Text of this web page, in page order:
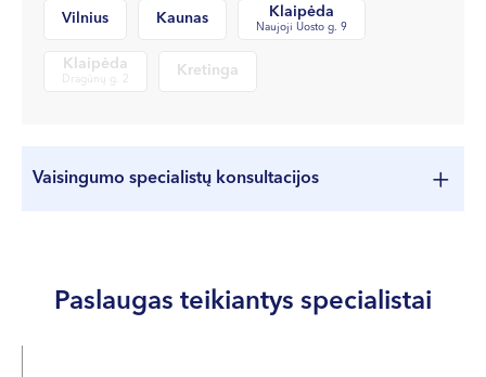
Vilnius Kaunas Klaipėda
Naujoji Uosto g. 9
Klaipėda
Dragūnų g. 2
Kretinga
Vaisingumo specialistų konsultacijos
Paslaugas teikiantys specialistai